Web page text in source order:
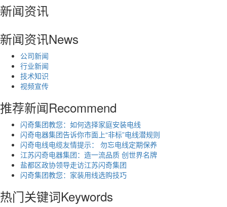
新闻资讯
新闻资讯News
公司新闻
行业新闻
技术知识
视频宣传
推荐新闻Recommend
闪奇集团教您：如何选择家庭安装电线
闪奇电器集团告诉你市面上“非标”电线潜规则
闪奇电线电缆友情提示： 勿忘电线定期保养
江苏闪奇电器集团：造一流品质 创世界名牌
盐都区政协领导走访江苏闪奇集团
闪奇集团教您：家装用线选购技巧
热门关键词Keywords